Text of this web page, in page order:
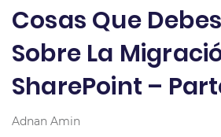
Cosas Que
Sobre La
SharePoint –
Adnan Amin